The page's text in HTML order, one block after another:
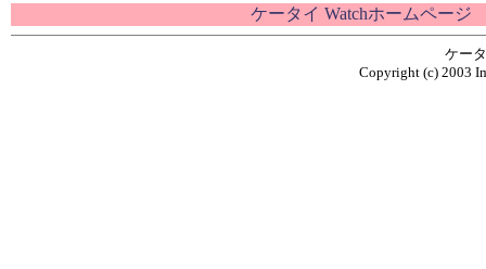
ケータイ Watchホームページ
ケー
Copyright (c) 2003